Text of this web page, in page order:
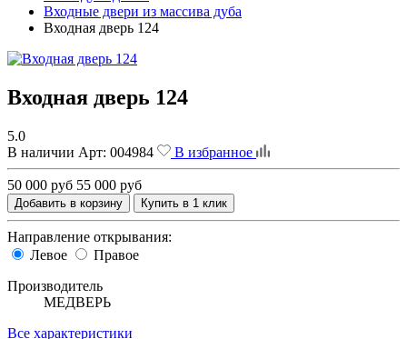
Входные двери из массива дуба
Входная дверь 124
Входная дверь 124
5.0
В наличии Арт: 004984 В избранное
50 000 руб 55 000 руб
Добавить в корзину Купить в 1 клик
Направление открывания:
Левое
Правое
Производитель
МЕДВЕРЬ
Все характеристики